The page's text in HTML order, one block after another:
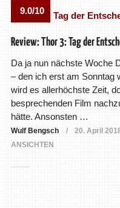
9.0/10
Review: Thor 3: Tag der
Da ja nun nächste Woche
– den ich erst am Sonntag
wird es allerhöchste Zeit,
besprechenden Film
hätte. Ansonsten …
Wulf Bengsch 20. April
ANSICHTEN